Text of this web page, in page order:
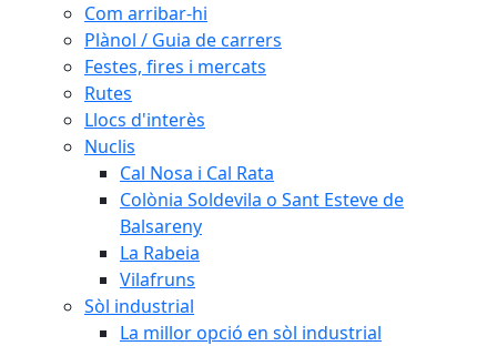
Com arribar-hi
Plànol / Guia de carrers
Festes, fires i mercats
Rutes
Llocs d'interès
Nuclis
Cal Nosa i Cal Rata
Colònia Soldevila o Sant Esteve de
Balsareny
La Rabeia
Vilafruns
Sòl industrial
La millor opció en sòl industrial